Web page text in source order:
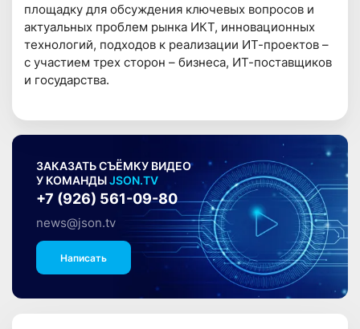
площадку для обсуждения ключевых вопросов и
актуальных проблем рынка ИКТ, инновационных
технологий, подходов к реализации ИТ-проектов –
с участием трех сторон – бизнеса, ИТ-поставщиков
и государства.
ЗАКАЗАТЬ СЪЁМКУ ВИДЕО
У КОМАНДЫJSON.TV
+7 (926) 561-09-80
news@json.tv
Написать